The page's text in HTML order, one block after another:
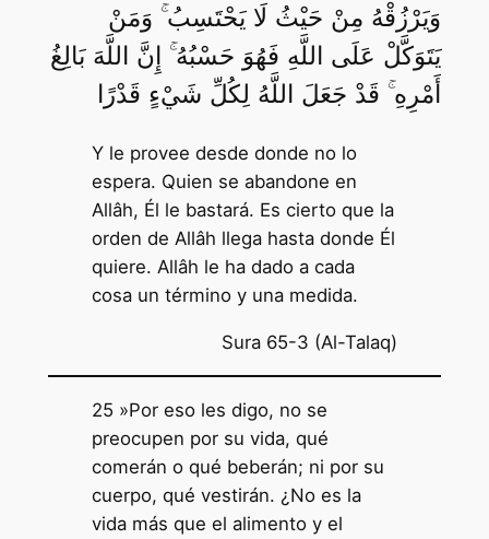
وَيَرْزُقْهُ مِنْ حَيْثُ لَا يَحْتَسِبُ ۚ وَمَنْ
يَتَوَكَّلْ عَلَى اللَّهِ فَهُوَ حَسْبُهُ ۚ إِنَّ اللَّهَ بَالِغُ
أَمْرِهِ ۚ قَدْ جَعَلَ اللَّهُ لِكُلِّ شَيْءٍ قَدْرًا
Y le provee desde donde no lo
espera. Quien se abandone en
Allâh, Él le bastará. Es cierto que la
orden de Allâh llega hasta donde Él
quiere. Allâh le ha dado a cada
cosa un término y una medida.
Sura 65-3 (Al-Talaq)
25 »Por eso les digo, no se
preocupen por su vida, qué
comerán o qué beberán; ni por su
cuerpo, qué vestirán. ¿No es la
vida más que el alimento y el